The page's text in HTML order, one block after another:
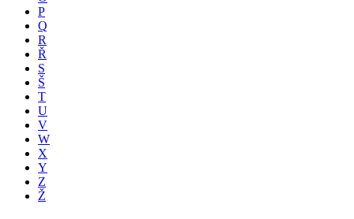
P
Q
R
Ř
S
Š
T
U
V
W
X
Y
Z
Ž